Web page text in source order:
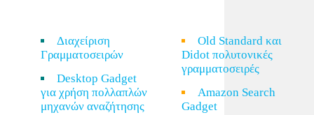
Διαχείριση
Γραμματοσειρών
Desktop Gadget
για χρήση πολλαπλών
μηχανών αναζήτησης
Old Standard και
Didot πολυτονικές
γραμματοσειρές
Amazon Search
Gadget